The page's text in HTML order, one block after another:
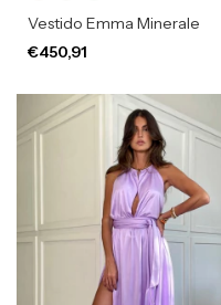
Vestido Emma Minerale
€450,91